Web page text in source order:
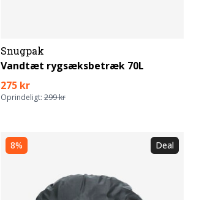
Snugpak
Vandtæt rygsæksbetræk 70L
275 kr
Oprindeligt:299 kr
8% Deal